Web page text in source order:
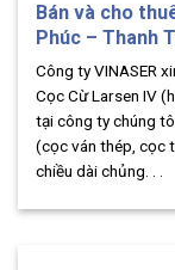
Bán và cho
Phúc – Thanh
Công ty VINASER
Cọc Cừ Larsen IV
tại công ty chúng
(cọc ván thép, cọc
chiều dài chủng. . .